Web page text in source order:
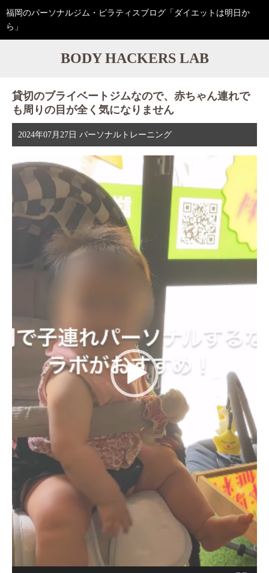
福岡のパーソナルジム・ピラティスブログ「ダイエットは明日か
ら」
BODY HACKERS LAB
貸切のブライベートジムなので、赤ちゃん連れで
も周りの目が全く気になりません
2024年07月27日 パーソナルトレーニング
動
レ
ー